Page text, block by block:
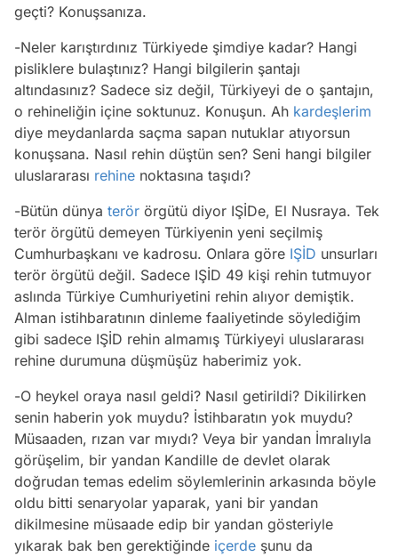
geçti? Konuşsanıza.
-Neler karıştırdınız Türkiyede şimdiye kadar? Hangi
pisliklere bulaştınız? Hangi bilgilerin şantajı
altındasınız? Sadece siz değil, Türkiyeyi de o şantajın,
o rehineliğin içine soktunuz. Konuşun. Ah kardeşlerim
diye meydanlarda saçma sapan nutuklar atıyorsun
konuşsana. Nasıl rehin düştün sen? Seni hangi bilgiler
uluslararası rehine noktasına taşıdı?
-Bütün dünya terör örgütü diyor IŞİDe, El Nusraya. Tek
terör örgütü demeyen Türkiyenin yeni seçilmiş
Cumhurbaşkanı ve kadrosu. Onlara göre IŞİD unsurları
terör örgütü değil. Sadece IŞİD 49 kişi rehin tutmuyor
aslında Türkiye Cumhuriyetini rehin alıyor demiştik.
Alman istihbaratının dinleme faaliyetinde söylediğim
gibi sadece IŞİD rehin almamış Türkiyeyi uluslararası
rehine durumuna düşmüşüz haberimiz yok.
-O heykel oraya nasıl geldi? Nasıl getirildi? Dikilirken
senin haberin yok muydu? İstihbaratın yok muydu?
Müsaaden, rızan var mıydı? Veya bir yandan İmralıyla
görüşelim, bir yandan Kandille de devlet olarak
doğrudan temas edelim söylemlerinin arkasında böyle
oldu bitti senaryolar yaparak, yani bir yandan
dikilmesine müsaade edip bir yandan gösteriyle
yıkarak bak ben gerektiğinde içerde şunu da